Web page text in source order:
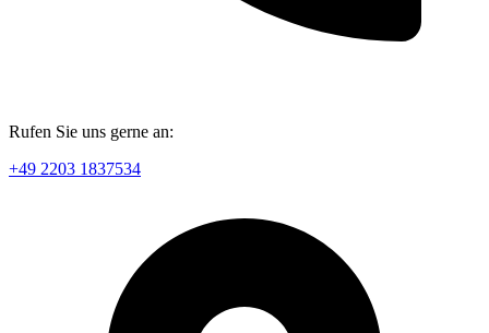
Rufen Sie uns gerne an:
+49 2203 1837534